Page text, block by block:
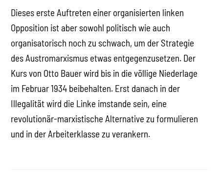
Dieses erste Auftreten einer organisierten linken
Opposition ist aber sowohl politisch wie auch
organisatorisch noch zu schwach, um der Strategie
des Austromarxismus etwas entgegenzusetzen. Der
Kurs von Otto Bauer wird bis in die völlige Niederlage
im Februar 1934 beibehalten. Erst danach in der
Illegalität wird die Linke imstande sein, eine
revolutionär-marxistische Alternative zu formulieren
und in der Arbeiterklasse zu verankern.